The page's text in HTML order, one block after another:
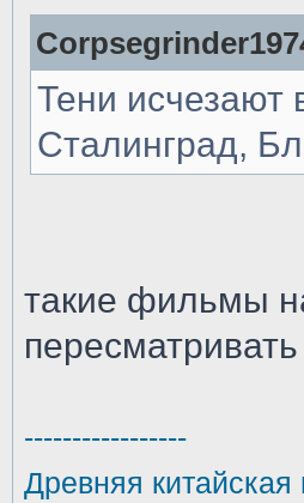
Тени исчезают
Сталинград,
такие фильмы
-----------------
Древняя